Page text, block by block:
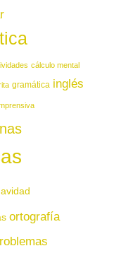
cálculo mental
gramática inglés
ortografía